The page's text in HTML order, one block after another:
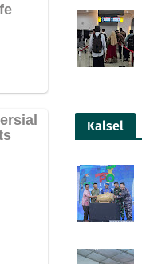
Kalsel